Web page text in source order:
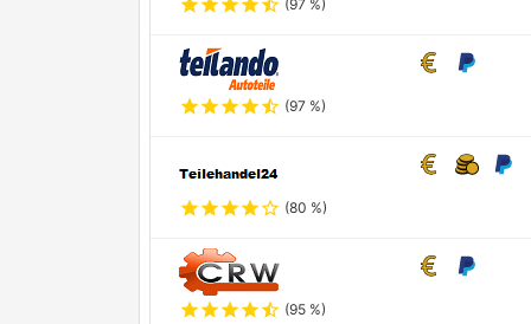
starstarstarstarstar_half (97 %)
starstarstarstarstar_half (97 %)
starstarstarstarstar_outline (80 %)
starstarstarstarstar_half (95 %)